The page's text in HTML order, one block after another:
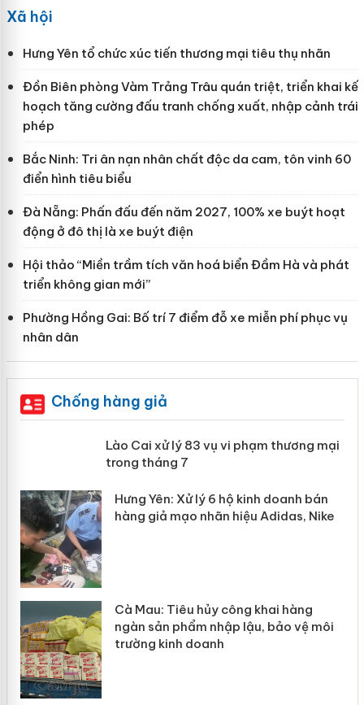
Xã hội
Hưng Yên tổ chức xúc tiến thương mại tiêu thụ nhãn
Đồn Biên phòng Vàm Trảng Trâu quán triệt, triển khai kế
hoạch tăng cường đấu tranh chống xuất, nhập cảnh trái
phép
Bắc Ninh: Tri ân nạn nhân chất độc da cam, tôn vinh 60
điển hình tiêu biểu
Đà Nẵng: Phấn đấu đến năm 2027, 100% xe buýt hoạt
động ở đô thị là xe buýt điện
Hội thảo “Miền trầm tích văn hoá biển Đầm Hà và phát
triển không gian mới”
Phường Hồng Gai: Bố trí 7 điểm đỗ xe miễn phí phục vụ
nhân dân
Chống hàng giả
Lào Cai xử lý 83 vụ vi phạm thương
mại trong tháng 7